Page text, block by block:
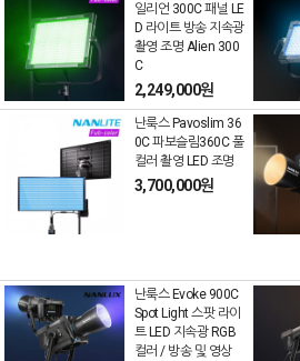
일리언 300C 패널 LE
D 라이트 방송 지속광
촬영 조명 Alien 300
C
2,249,000원
난룩스 Pavoslim 36
0C 파보슬림360C 풀
컬러 촬영 LED 조명
3,700,000원
난룩스 Evoke 900C
Spot Light 스팟 라이
트 LED 지속광 RGB
컬러 / 방송 및 영상